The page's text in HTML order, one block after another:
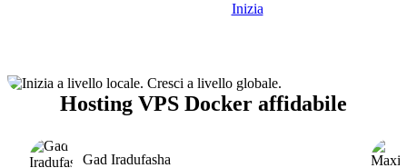
Inizia
Hosting VPS Docker affidabile
Gad Iradufasha